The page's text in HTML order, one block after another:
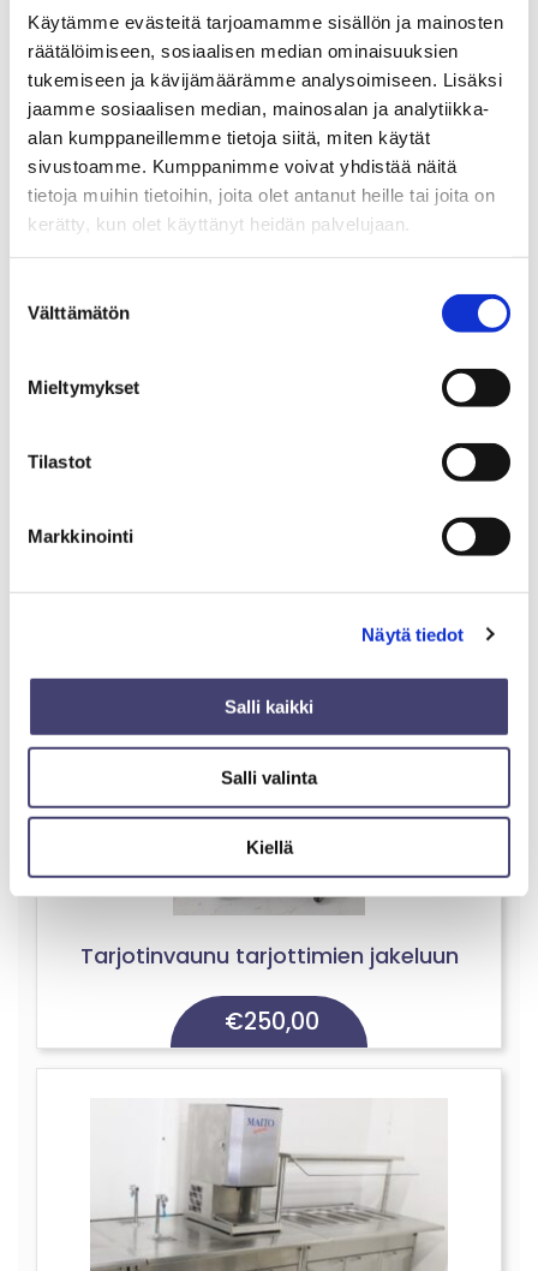
Käytämme evästeitä tarjoamamme sisällön ja mainosten
räätälöimiseen, sosiaalisen median ominaisuuksien
tukemiseen ja kävijämäärämme analysoimiseen. Lisäksi
jaamme sosiaalisen median, mainosalan ja analytiikka-
alan kumppaneillemme tietoja siitä, miten käytät
sivustoamme. Kumppanimme voivat yhdistää näitä
tietoja muihin tietoihin, joita olet antanut heille tai joita on
kerätty, kun olet käyttänyt heidän palvelujaan.
valinta
Välttämätön
Mieltymykset
Tilastot
Markkinointi
Näytä tiedot
Salli kaikki
Salli valinta
Kiellä
€290,00
oikealle puolelle) – varattu 1.9. asti
Tarjotinvaunu tarjottimien jakeluun
€250,00